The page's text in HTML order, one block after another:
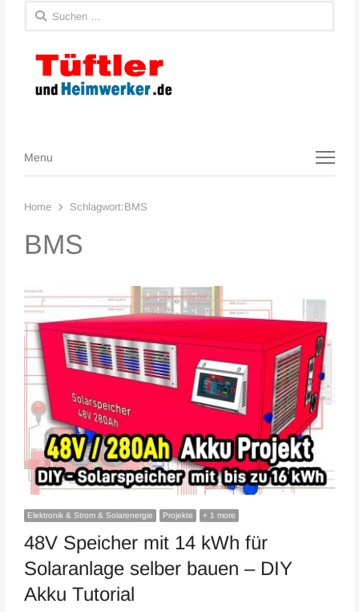
Suchen
nach:
Menu
Menu
Home Schlagwort:BMS
BMS
Elektronik & Strom & Solarenergie Projekte + 1 more
48V Speicher mit 14 kWh für
Solaranlage selber bauen – DIY
Akku Tutorial